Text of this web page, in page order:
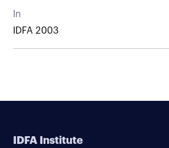
In
IDFA 2003
IDFA Institute